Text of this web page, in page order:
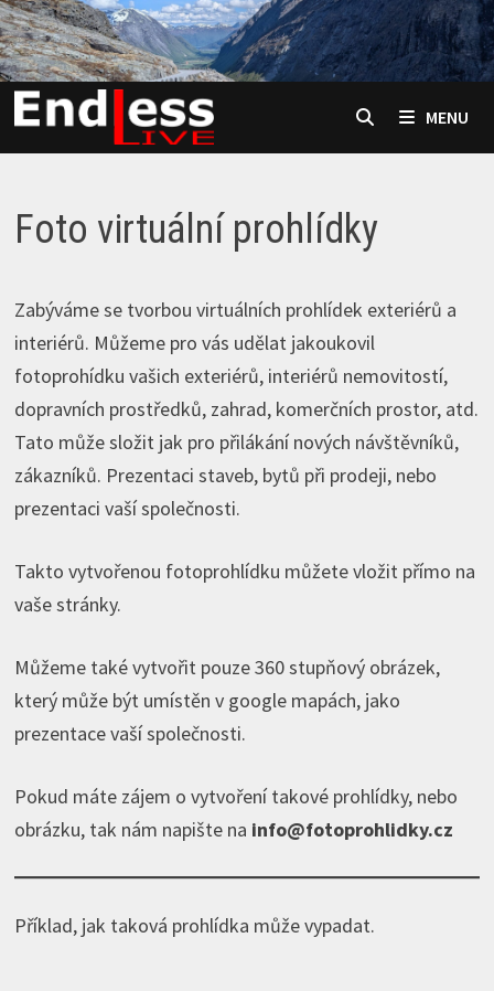
Skip
to
content
MENU
Foto virtuální prohlídky
Zabýváme se tvorbou virtuálních prohlídek exteriérů a
interiérů. Můžeme pro vás udělat jakoukovil
fotoprohídku vašich exteriérů, interiérů nemovitostí,
dopravních prostředků, zahrad, komerčních prostor, atd.
Tato může složit jak pro přilákání nových návštěvníků,
zákazníků. Prezentaci staveb, bytů při prodeji, nebo
prezentaci vaší společnosti.
Takto vytvořenou fotoprohlídku můžete vložit přímo na
vaše stránky.
Můžeme také vytvořit pouze 360 stupňový obrázek,
který může být umístěn v google mapách, jako
prezentace vaší společnosti.
Pokud máte zájem o vytvoření takové prohlídky, nebo
obrázku, tak nám napište na info@fotoprohlidky.cz
Příklad, jak taková prohlídka může vypadat.